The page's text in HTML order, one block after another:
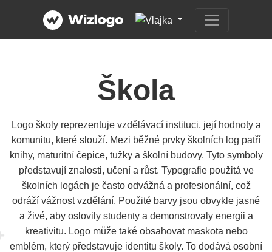
Škola
Logo školy reprezentuje vzdělávací instituci, její hodnoty a
komunitu, které slouží. Mezi běžné prvky školních log patří
knihy, maturitní čepice, tužky a školní budovy. Tyto symboly
představují znalosti, učení a růst. Typografie použitá ve
školních logách je často odvážná a profesionální, což
odráží vážnost vzdělání. Použité barvy jsou obvykle jasné
a živé, aby oslovily studenty a demonstrovaly energii a
kreativitu. Logo může také obsahovat maskota nebo
emblém, který představuje identitu školy. To dodává osobní